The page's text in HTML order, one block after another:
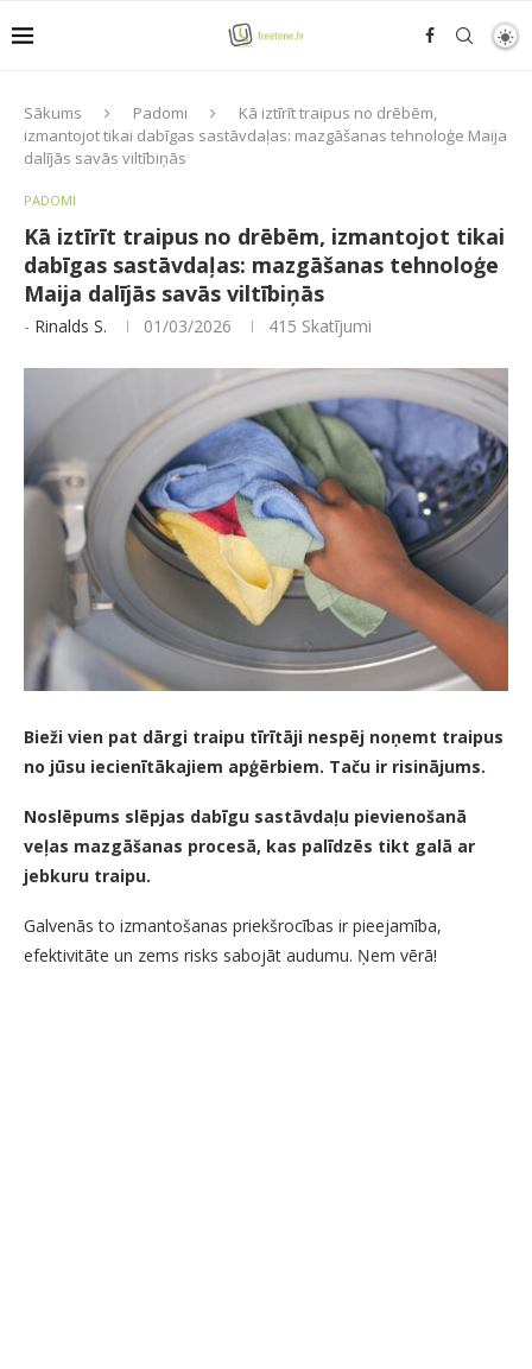
Sākums Padomi
Kā iztīrīt traipus no drēbēm,
izmantojot tikai dabīgas sastāvdaļas: mazgāšanas tehnoloģe Maija
dalījās savās viltībiņās
PADOMI
Kā iztīrīt traipus no drēbēm, izmantojot tikai
dabīgas sastāvdaļas: mazgāšanas tehnoloģe
Maija dalījās savās viltībiņās
- Rinalds S. 01/03/2026 415 Skatījumi
Bieži vien pat dārgi traipu tīrītāji nespēj noņemt traipus
no jūsu iecienītākajiem apģērbiem. Taču ir risinājums.
Noslēpums slēpjas dabīgu sastāvdaļu pievienošanā
veļas mazgāšanas procesā, kas palīdzēs tikt galā ar
jebkuru traipu.
Galvenās to izmantošanas priekšrocības ir pieejamība,
efektivitāte un zems risks sabojāt audumu. Ņem vērā!